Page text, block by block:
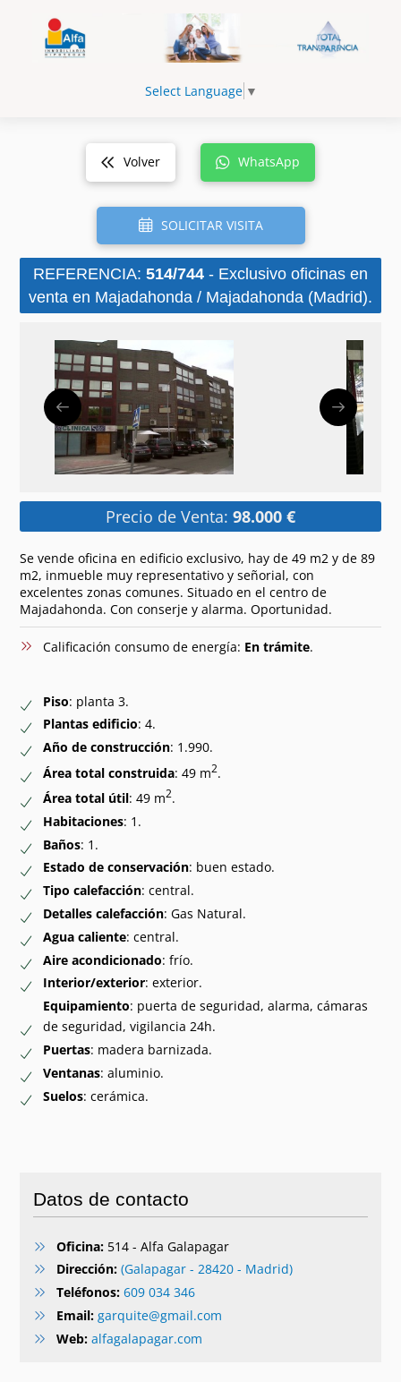
Select Language ▼
Volver WhatsApp
SOLICITAR VISITA
REFERENCIA: 514/744 - Exclusivo oficinas en
venta en Majadahonda / Majadahonda (Madrid).
Precio de Venta: 98.000 €
Se vende oficina en edificio exclusivo, hay de 49 m2 y de 89
m2, inmueble muy representativo y señorial, con
excelentes zonas comunes. Situado en el centro de
Majadahonda. Con conserje y alarma. Oportunidad.
Calificación consumo de energía: En trámite.
Piso: planta 3.
Plantas edificio: 4.
Año de construcción: 1.990.
Área total construida: 49 m2.
Área total útil: 49 m2.
Habitaciones: 1.
Baños: 1.
Estado de conservación: buen estado.
Tipo calefacción: central.
Detalles calefacción: Gas Natural.
Agua caliente: central.
Aire acondicionado: frío.
Interior/exterior: exterior.
Equipamiento: puerta de seguridad, alarma, cámaras
de seguridad, vigilancia 24h.
Puertas: madera barnizada.
Ventanas: aluminio.
Suelos: cerámica.
Datos de contacto
Oficina:514 - Alfa Galapagar
Dirección: (Galapagar - 28420 - Madrid)
Teléfonos: 609 034 346
Email: garquite@gmail.com
Web: alfagalapagar.com